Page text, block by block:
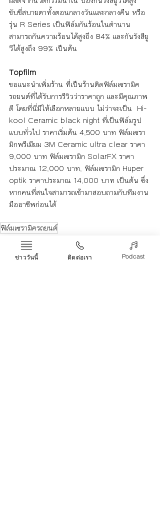
ขับขี่สบายตาทั้งตอนกลางวันและกลางคืน หรือ
รุ่น R Series เป็นฟิล์มกันร้อนในตำนาน
สามารถกันความร้อนได้สูงถึง 84% และกันรังสียู
วีได้สูงถึง 99% เป็นต้น
Topfilm
ขอแนะนำเพิ่มร้าน ที่เป็นร้านติดฟิล์มเซรามิค
รถยนต์ที่ได้รับการรีวิวว่าราคาถูก และมีคุณภาพ
ดี โดยที่นี่มีให้เลือกหลายแบบ ไม่ว่าจะเป็น  Hi-
kool Ceramic black night ที่เป็นฟิล์มรูป
แบบทั่วไป ราคาเริ่มต้น 4,500 บาท ฟิล์มเซรา
มิกพรีเมียม 3M Ceramic ultra clear ราคา
9,000 บาท ฟิล์มเซรามิก SolarFX ราคา
ประมาณ 12,000 บาท, ฟิล์มเซรามิก Huper
optik ราคาประมาณ 14,000 บาท เป็นต้น ซึ่ง
หากคนที่สนใจสามารถเข้ามาสอบถามกับทีมงาน
มืออาชีพก่อนได้
ฟิล์มเซรามิครถยนต์
Life & Arts
ข่าววันนี้ ติดต่อเรา Podcast